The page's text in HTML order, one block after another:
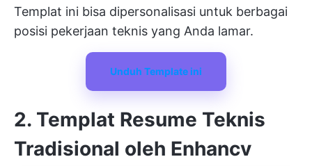
Templat ini bisa dipersonalisasi untuk berbagai
posisi pekerjaan teknis yang Anda lamar.
Unduh Template ini
2. Templat Resume Teknis
Tradisional oleh Enhancv